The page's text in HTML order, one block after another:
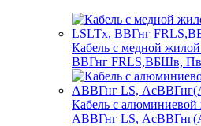
Кабель с медной
ВВГнг FRLS,ВБШв,
Кабель с
АВВГнг LS,